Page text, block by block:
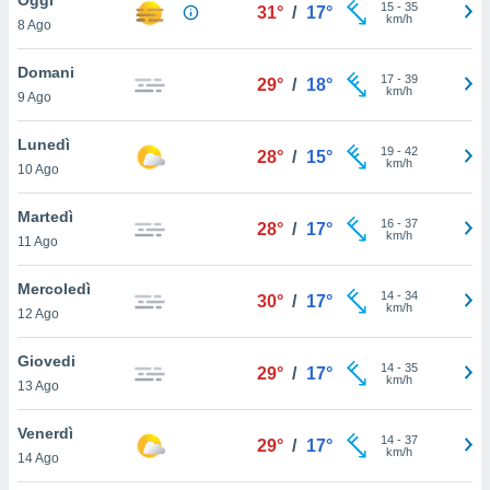
è
al sito
di
ci
di
il
un
la
nella
8 Ago
31° / 17° 15- 35
km/h
Domani
9 Ago
29° / 18° 17- 39
km/h
Lunedì
10 Ago
28° / 15° 19- 42
km/h
Martedì
11 Ago
28° / 17° 16- 37
km/h
Mercoledì
12 Ago
30° / 17° 14- 34
km/h
Giovedi
13 Ago
29° / 17° 14- 35
km/h
Venerdì
14 Ago
29° / 17° 14- 37
km/h